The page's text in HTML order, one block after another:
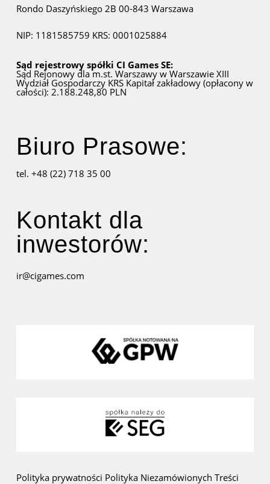
Rondo Daszyńskiego 2B 00-843 Warszawa
NIP: 1181585759 KRS: 0001025884
Sąd rejestrowy spółki CI Games SE:
Sąd Rejonowy dla m.st. Warszawy w WarszawieXIII
Wydział Gospodarczy KRSKapitał zakładowy (opłacony w
całości): 2.188.248,80 PLN
Biuro Prasowe:
tel. +48 (22) 718 35 00
Kontakt dla
inwestorów:
ir@cigames.com
Polityka prywatności Polityka Niezamówionych Treści